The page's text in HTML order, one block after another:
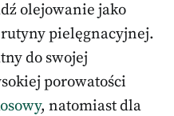
olejowanie jako
rutyny pielęgnacyjnej.
do swojej
porowatości
, natomiast dla